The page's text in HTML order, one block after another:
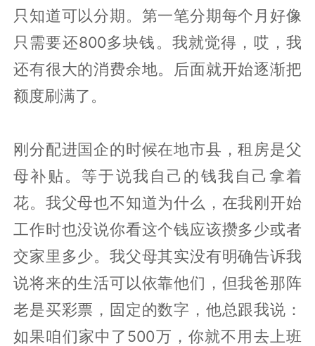
只知道可以分期。第一笔分期每个月好像
只需要还800多块钱。我就觉得，哎，我
还有很大的消费余地。后面就开始逐渐把
额度刷满了。
刚分配进国企的时候在地市县，租房是父
母补贴。等于说我自己的钱我自己拿着
花。我父母也不知道为什么，在我刚开始
工作时也没说你看这个钱应该攒多少或者
交家里多少。我父母其实没有明确告诉我
说将来的生活可以依靠他们，但我爸那阵
老是买彩票，固定的数字，他总跟我说：
如果咱们家中了500万，你就不用去上班